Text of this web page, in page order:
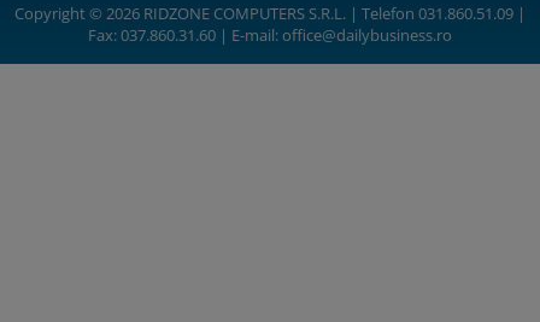
Copyright © 2026 RIDZONE COMPUTERS S.R.L. | Telefon 031.860.51.09 |
Fax: 037.860.31.60 | E-mail:office@dailybusiness.ro